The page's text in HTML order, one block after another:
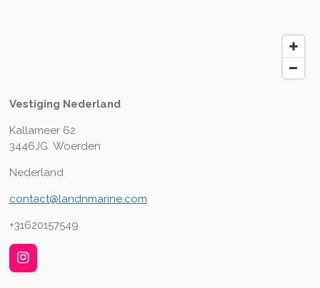
Vestiging Nederland
Kallameer 62
3446JG Woerden
Nederland
contact@landnmarine.com
+31620157549
I
n